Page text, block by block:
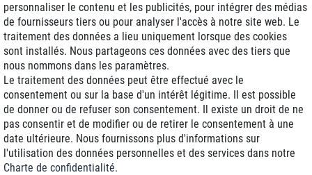
Livraison J+1
Frais d'expédition réduits
Reconditionnée avec garantie
+33 1 70 99 07 94 *
personnaliser le contenu et les publicités, pour intégrer des médias
de fournisseurs tiers ou pour analyser l'accès à notre site web. Le
traitement des données a lieu uniquement lorsque des cookies
sont installés. Nous partageons ces données avec des tiers que
nous nommons dans les paramètres.
Le traitement des données peut être effectué avec le
consentement ou sur la base d'un intérêt légitime. Il est possible
de donner ou de refuser son consentement. Il existe un droit de ne
pas consentir et de modifier ou de retirer le consentement à une
date ultérieure. Nous fournissons plus d'informations sur
l'utilisation des données personnelles et des services dans notre
Charte de confidentialité.